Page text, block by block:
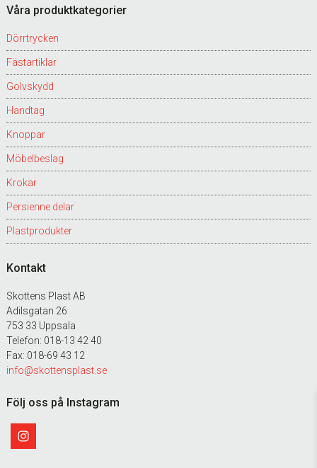
Våra produktkategorier
Dörrtrycken
Fästartiklar
Golvskydd
Handtag
Knoppar
Möbelbeslag
Krokar
Persienne delar
Plastprodukter
Kontakt
Skottens Plast AB
Adilsgatan 26
753 33 Uppsala
Telefon: 018-13 42 40
Fax: 018-69 43 12
info@skottensplast.se
Följ oss på Instagram